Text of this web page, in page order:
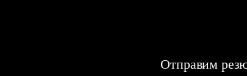
Отправим